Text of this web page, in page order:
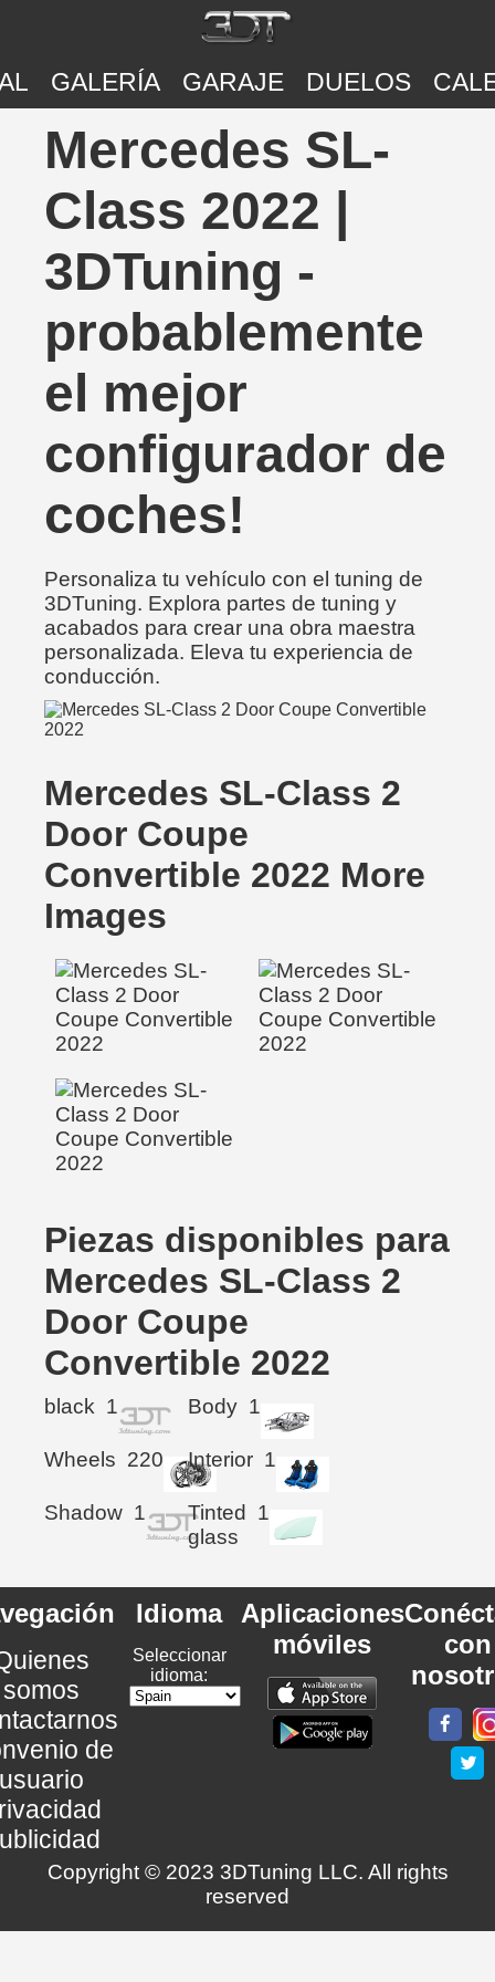
GALERÍA GARAJE DUELOS
Mercedes SL-
Class 2022 |
3DTuning -
probablemente
el mejor
configurador de
coches!
Personaliza tu vehículo con el tuning de
3DTuning. Explora partes de tuning y
acabados para crear una obra maestra
personalizada. Eleva tu experiencia de
conducción.
Mercedes SL-Class 2
Door Coupe
Convertible 2022 More
Images
Piezas disponibles para
Mercedes SL-Class 2
Door Coupe
Convertible 2022
black 1 Body 1
Wheels 220 Interior 1
Shadow 1
Tinted
glass
1
somos
de
Idioma
Seleccionar
idioma:
Aplicaciones
móviles
con
Copyright © 2023 3DTuning LLC. All rights
reserved